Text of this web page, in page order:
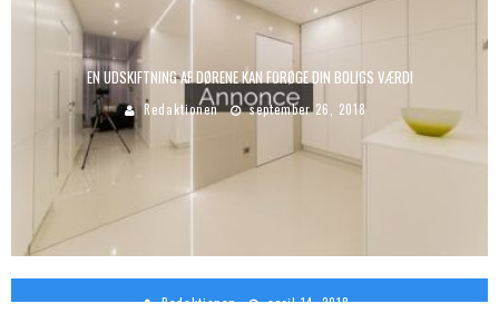
EN UDSKIFTNING AF DØRENE KAN FORØGE DIN BOLIGS VÆRDI
Redaktionen september 26, 2018
Redaktionen april 14, 2018